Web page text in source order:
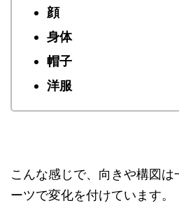
顔
身体
帽子
洋服
こんな感じで、向きや構図
ーツで変化を付けています。